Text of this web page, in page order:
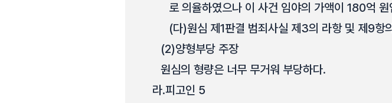
로 의율하였으나 이 사건 임야의 가액이 180억
(다)원심 제1판결 범죄사실 제3의 라항 및 제9항
(2)양형부당 주장
원심의 형량은 너무 무거워 부당하다.
라.피고인 5